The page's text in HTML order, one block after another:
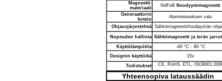
Magneetti-
materiaali
NdFeB Neodyymimagneetti
Generaattorin
kotelo
Alumiiniseoksen valu
Ohjausjärjestelmä
Sähkömagneetti/tuulipyörän
Nopeuden hallinta Sähkömagneetti ja terän
Käyttölämpötila
-40 °C - 80 °C
Designin käyttöikä
15v
Todistukset
CE, RoHS, ETL,
Yhteensopiva lataussäädin